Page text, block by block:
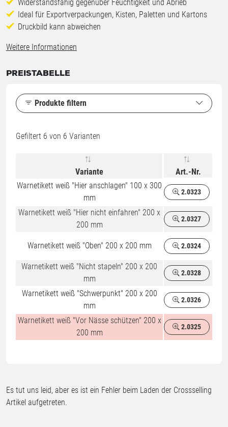
Widerstandsfähig gegenüber Feuchtigkeit und Abrieb
Ideal für Exportverpackungen, Kisten, Paletten und Kartons
Druckbild kann abweichen
Weitere Informationen
PREISTABELLE
Produkte filtern
Gefiltert 6 von 6 Varianten
Variante
Art.-Nr.
Warnetikett weiß "Hier anschlagen" 100 x 300
mm
2.0323
Warnetikett weiß "Hier nicht einfahren" 200 x
200 mm
2.0327
Warnetikett weiß "Oben" 200 x 200 mm 2.0324
Warnetikett weiß "Nicht stapeln" 200 x 200
mm
2.0328
Warnetikett weiß "Schwerpunkt" 200 x 200
mm
2.0326
Warnetikett weiß "Vor Nässe schützen" 200 x
200 mm
2.0325
Es tut uns leid, aber es ist ein Fehler beim Laden der Crossselling
Artikel aufgetreten.